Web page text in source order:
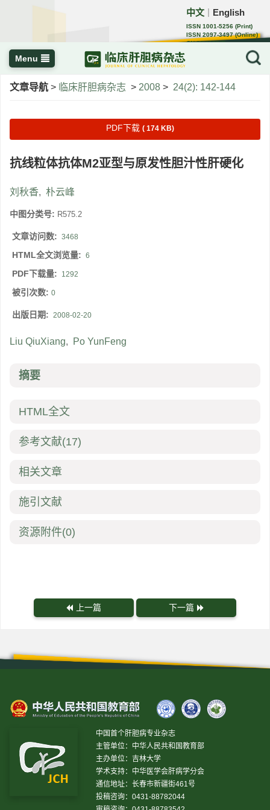
中文 English
ISSN 1001-5256 (Print)
ISSN 2097-3497 (Online)
CN 22-1108/R
Menu
文章导航 > 临床肝胆病杂志 > 2008 > 24(2): 142-144
PDF下载 ( 174 KB)
抗线粒体抗体M2亚型与原发性胆汁性肝硬化
刘秋香, 朴云峰
中图分类号: R575.2
文章访问数: 3468
HTML全文浏览量: 6
PDF下载量: 1292
被引次数: 0
出版日期: 2008-02-20
Liu QiuXiang, Po YunFeng
摘要
HTML全文
参考文献(17)
相关文章
施引文献
资源附件(0)
上一篇 下一篇
中国首个肝胆病专业杂志
主管单位：中华人民共和国教育部
主办单位：吉林大学
学术支持：中华医学会肝病学分会
通信地址：长春市新疆街461号
投稿咨询：0431-88782044